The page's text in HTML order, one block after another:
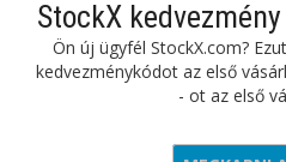
StockX
Ön új ügyfél StockX.com?
kedvezménykódot az első
- ot az első